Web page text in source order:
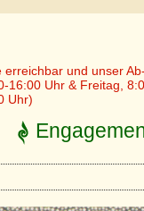
erreichbar und unser
16:00 Uhr & Freitag,
Uhr)